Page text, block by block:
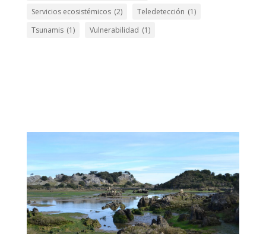
Servicios ecosistémicos (2) Teledetección (1)
Tsunamis (1) Vulnerabilidad (1)